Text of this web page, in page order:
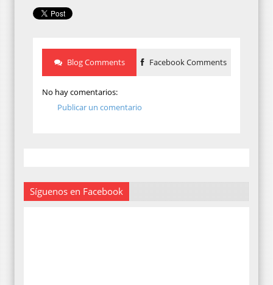
Blog Comments Facebook Comments
No hay comentarios:
Publicar un comentario
Síguenos en Facebook